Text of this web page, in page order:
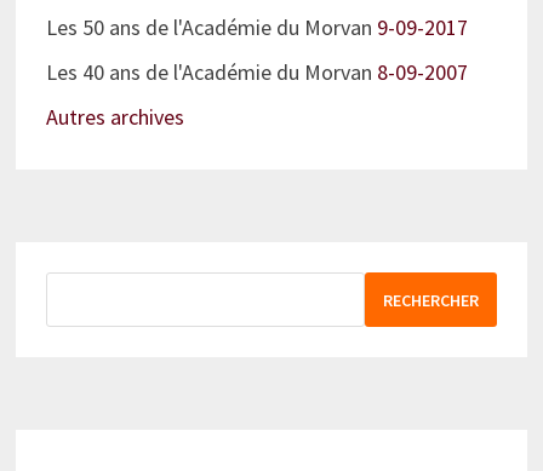
Les 50 ans de l'Académie du Morvan 9-09-2017
Les 40 ans de l'Académie du Morvan 8-09-2007
Autres archives
RECHERCHER